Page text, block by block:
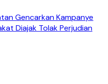
Gencarkan Kampanye
Diajak Tolak Perjudian